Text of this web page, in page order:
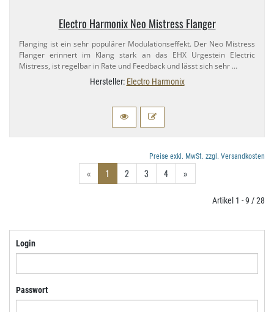
Electro Harmonix Neo Mistress Flanger
Flanging ist ein sehr populärer Modulationseffekt. Der Neo Mistress
Flanger erinnert im Klang stark an das EHX Urgestein Electric
Mistress, ist regelbar in Rate und Feedback und lässt sich sehr …
Hersteller: Electro Harmonix
Preise exkl. MwSt. zzgl. Versandkosten
« 1 2 3 4 »
Artikel 1 - 9 / 28
Login
Passwort